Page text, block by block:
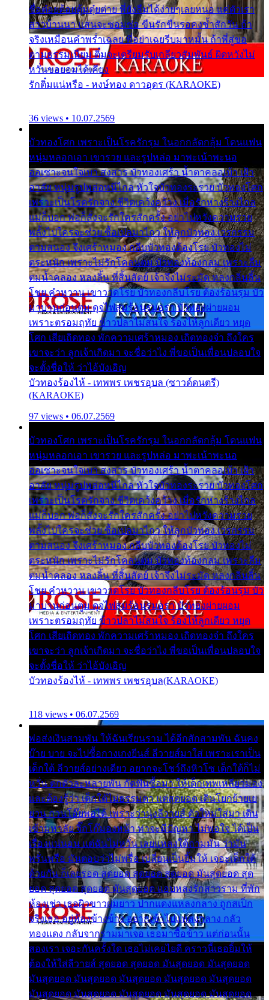
ชื่อต๋อยต้อยตุ้มตุ๋ยต่าย พี่ยังลืมได้ง่ายๆเลยหนอ แค่ตัวเรา
สาวบ้านนา แสนจะซอมซ่อ ขืนรักขืนรอคงช้ำสักวัน ถ้า
จริงเหมือนคำพร่ำเฉลย พี่อย่าเฉยรีบมาหมั้น ถ้าพี่สู่ขอ
ตามธรรมเนียม ติ๋มจะเตรียมรับเกลียวสัมพันธ์ ผิดหวังไม่
หวั่นขอยอมได้เคียง
รักติ๋มแน่หรือ - หงษ์ทอง ดาวอุดร (KARAOKE)
36 views • 10.07.2569
บัวทองโศก เพราะเป็นโรครักรุม ในอกกลัดกลุ้ม โดนแฟน
หนุ่มหลอกเอา เขารวย และรูปหล่อ มาพะเน้าพะนอ
ออเซาะจนใจเบา สงสาร บัวทองเศร้า น้ำตาคลอเบ้า เฝ้า
อาลัย หนุ่มรูปหล่อหนีไกล หัวใจบัวทองระรวย บัวทองโศก
เพราะเป็นโรครักจาง ชีวิตเคว้งคว้าง เมื่อรักห่างร้างไกล
แม่ก็บอก พ่อก็สั่งจะรักใครสักครั้ง อย่าไปหวังความรวย
พลั้งไปใครจะช่วย ซื้อเปลมาไกว ให้ลูกบัวทอง เวรกรรม
ตามสนอง จึงเศร้าหมอง กลีบบัวทองต้องโรย บัวทองไม่
ตระหนัก เพราะไม่รักโคลนตม บัวทองท้องกลม เพราะลืม
ตมน้ำคลอง หลงลิ้น ที่สิ้นสัตย์ เจ้าจึงไม่ระมัด หลงกลิ่นลิ้น
โชย คำหวาน เขาวาดโรย บัวทองกลีบโรย ต้องร้อนรุม บัว
มาบานก่อนตูม ดุจไฟสุมร้อนรุมอุรา บัวทองผ่ายผอม
เพราะตรอมฤทัย ข้าวปลาไม่สนใจ ร้องไห้ลูกเดียว หยุด
โศก เสียเถิดทอง พักความเศร้าหมอง เถิดทองจ๋า ถึงใคร
เขาจะว่า ลูกเจ้าเกิดมา จะชื่อว่าไง พี่ขอเป็นเพื่อนปลอบใจ
จะตั้งชื่อให้ ว่าไอ้บังเอิญ
บัวทองร้องไห้ - เทพพร เพชรอุบล (ซาวด์ดนตรี)
(KARAOKE)
97 views • 06.07.2569
บัวทองโศก เพราะเป็นโรครักรุม ในอกกลัดกลุ้ม โดนแฟน
หนุ่มหลอกเอา เขารวย และรูปหล่อ มาพะเน้าพะนอ
ออเซาะจนใจเบา สงสาร บัวทองเศร้า น้ำตาคลอเบ้า เฝ้า
อาลัย หนุ่มรูปหล่อหนีไกล หัวใจบัวทองระรวย บัวทองโศก
เพราะเป็นโรครักจาง ชีวิตเคว้งคว้าง เมื่อรักห่างร้างไกล
แม่ก็บอก พ่อก็สั่งจะรักใครสักครั้ง อย่าไปหวังความรวย
พลั้งไปใครจะช่วย ซื้อเปลมาไกว ให้ลูกบัวทอง เวรกรรม
ตามสนอง จึงเศร้าหมอง กลีบบัวทองต้องโรย บัวทองไม่
ตระหนัก เพราะไม่รักโคลนตม บัวทองท้องกลม เพราะลืม
ตมน้ำคลอง หลงลิ้น ที่สิ้นสัตย์ เจ้าจึงไม่ระมัด หลงกลิ่นลิ้น
โชย คำหวาน เขาวาดโรย บัวทองกลีบโรย ต้องร้อนรุม บัว
มาบานก่อนตูม ดุจไฟสุมร้อนรุมอุรา บัวทองผ่ายผอม
เพราะตรอมฤทัย ข้าวปลาไม่สนใจ ร้องไห้ลูกเดียว หยุด
โศก เสียเถิดทอง พักความเศร้าหมอง เถิดทองจ๋า ถึงใคร
เขาจะว่า ลูกเจ้าเกิดมา จะชื่อว่าไง พี่ขอเป็นเพื่อนปลอบใจ
จะตั้งชื่อให้ ว่าไอ้บังเอิญ
บัวทองร้องไห้ - เทพพร เพชรอุบล(KARAOKE)
118 views • 06.07.2569
พ่อส่งเงินสามพัน ให้ฉันเรียนราม ได้อีกสักสามพัน ฉันคง
บ๊าย บาย จะไปซื้อกางเกงยีนส์ ลีวายส์มาใส่ เพราะเราเป็น
เด็กใต้ ลีวายส์อย่างเดียว อยากจะโชว์ถึงหิวโซ เด็กใต้ก็ไม่
หวั่น ตกตัวละหลายพัน กัดฟันซื้อมา ให้เด็กเทพเหลียวมอง
และต้องรู้ว่า เด็กใต้ไม่ธรรมดา แต่สุดยอด เดินโยกย้ายเย
ยวน กวนโอ๊ยพอได้ เพราะว่านุ่งลีวายส์ ตัวใหม่ใส่มา เดิน
เข้ามหาลัย จิ๊กโก๊มองหน้า ท่าจะมีปัญหา ไม่พอใจ ได้เป็น
เรื่องแน่นอน แต่ฉันไม่หวั่น เลยแหลงใต้ถามมัน ว่ามัน
พรั่นพรือ มันตอบว่าไม่พรื่อ เปลี่ยนเป็นยิ้มให้ เจอะเด็กใต้
ด้วยกัน ก็เลยรอด สุดยอด สุดยอด สุดยอด มันสุดยอด สุด
ยอด สุดยอด สุดยอด มันสุดยอด แอบหลงรักสาวราม ที่พัก
ห้องเช่า เธอผิวขาวผมยาว ปากแดงแหลงกลาง ถูกสเป็ก
จริงเธอ อยู่ห้องข้างข้าง อยากเข้าไปแหลงกลาง กลัว
ทองแดง กลับจากรามมาเจอ เธอมาซื้อข้าว แต่ก่อนนั้น
สองเรา เจอะกันครั้งใด เธอไม่เคยไยดี คราวนี้เธอยิ้มให้
ต้องให้ใส่ลีวายส์ สุดยอด สุดยอด มันสุดยอด มันสุดยอด
มันสุดยอด มันสุดยอด มันสุดยอด มันสุดยอด มันสุดยอด
มันสุดยอด มันสุดยอด มันสุดยอด มันสุดยอด มันสุดยอด